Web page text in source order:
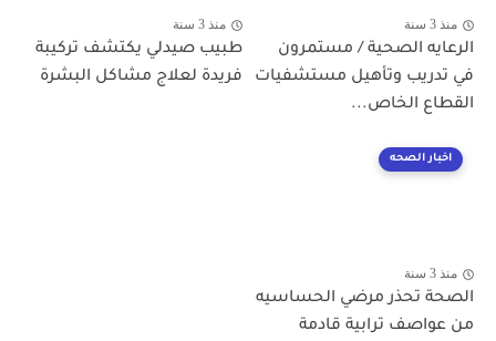
منذ 3 سنة
الرعايه الصحية / مستمرون
في تدريب وتأهيل مستشفيات
القطاع الخاص...
منذ 3 سنة
طبيب صيدلي يكتشف تركيبة
فريدة لعلاج مشاكل البشرة
اخبار الصحه
منذ 3 سنة
الصحة تحذر مرضي الحساسيه
من عواصف ترابية قادمة